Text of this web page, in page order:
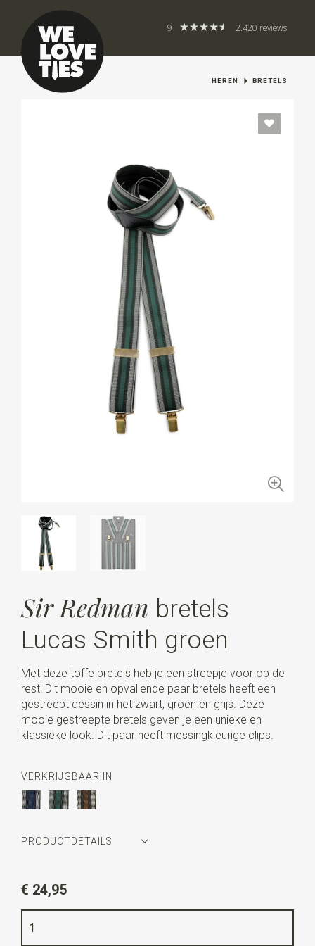
9 2.420 reviews
HEREN BRETELS
Sir Redman bretels
Lucas Smith groen
Met deze toffe bretels heb je een streepje voor op de
rest! Dit mooie en opvallende paar bretels heeft een
gestreept dessin in het zwart, groen en grijs. Deze
mooie gestreepte bretels geven je een unieke en
klassieke look. Dit paar heeft messingkleurige clips.
VERKRIJGBAAR IN
PRODUCTDETAILS
groen / zwart / grijs
Kwaliteit
€ 24,95